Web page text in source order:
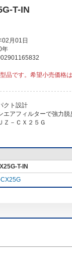
T-IN
月01日
年
品です。希望小売価格
クト設計
エアフィルターで強力脱
Ｚ－ＣＸ２５Ｇ
T-IN